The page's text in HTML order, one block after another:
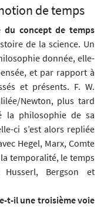
de temps
du concept de temps
de la science. Un
donnée, elle-
et par rapport à
et présents. F. W.
Newton, plus tard
la philosophie de sa
ci s’est alors repliée
Hegel, Marx, Comte
temporalité, le temps
Bergson et
t-il une troisième voie